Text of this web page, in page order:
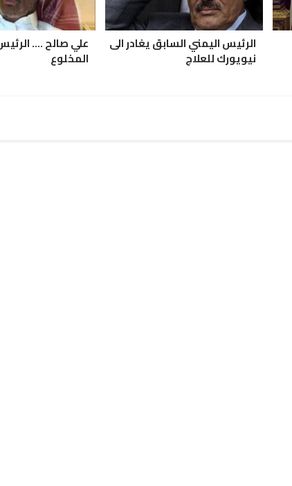
علي صالح ....
المخلوع
الرئيس اليمني السابق يغادر الى
نيويورك للعلاج